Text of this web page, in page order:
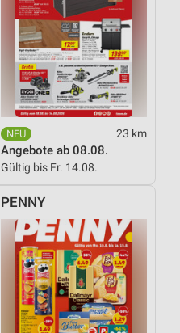
23 km
Angebote ab 08.08.
Gültig bis Fr. 14.08.
PENNY